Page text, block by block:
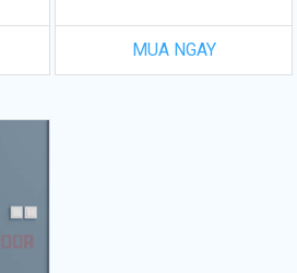
MUA NGAY